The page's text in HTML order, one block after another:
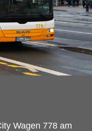
Wagen 778 am